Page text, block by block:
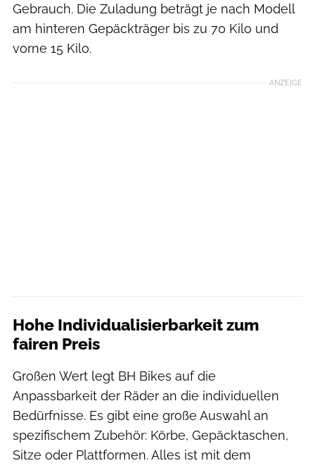
Gebrauch. Die Zuladung beträgt je nach Modell
am hinteren Gepäckträger bis zu 70 Kilo und
vorne 15 Kilo.
ANZEIGE
Hohe Individualisierbarkeit zum
fairen Preis
Großen Wert legt BH Bikes auf die
Anpassbarkeit der Räder an die individuellen
Bedürfnisse. Es gibt eine große Auswahl an
spezifischem Zubehör: Körbe, Gepäcktaschen,
Sitze oder Plattformen. Alles ist mit dem